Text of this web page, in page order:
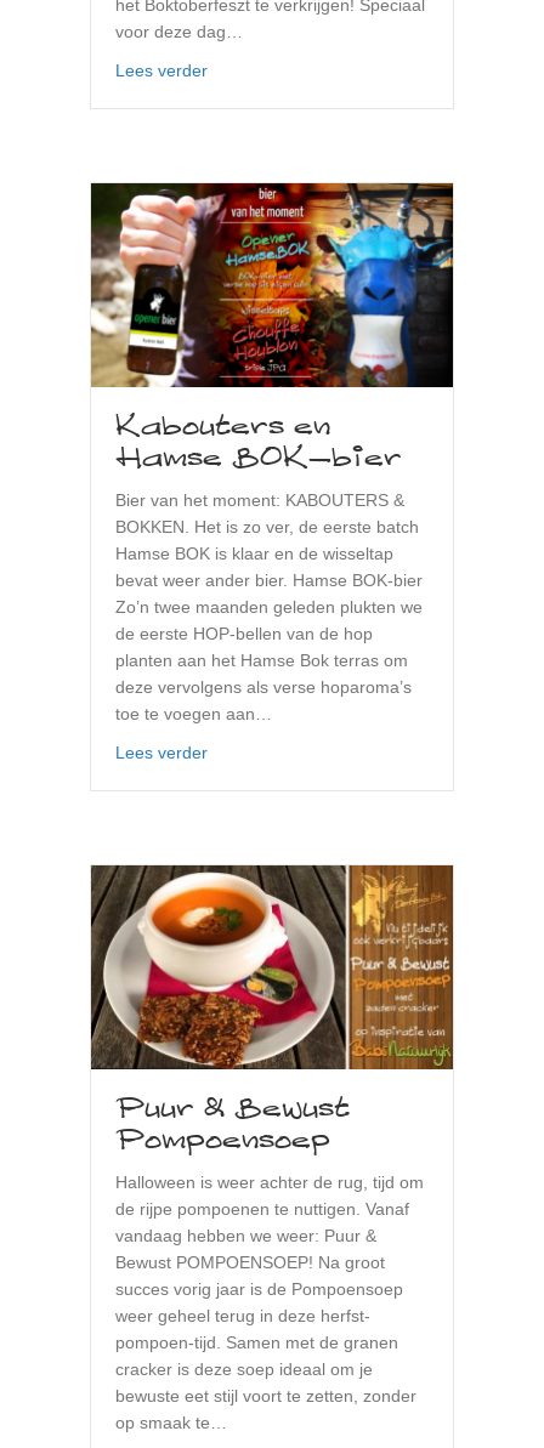
het Boktoberfeszt te verkrijgen! Speciaal
voor deze dag…
Lees verderabout Oktoberfest Bier op Boktoberfeszt
Kabouters en
Hamse BOK-bier
Bier van het moment: KABOUTERS &
BOKKEN. Het is zo ver, de eerste batch
Hamse BOK is klaar en de wisseltap
bevat weer ander bier. Hamse BOK-bier
Zo’n twee maanden geleden plukten we
de eerste HOP-bellen van de hop
planten aan het Hamse Bok terras om
deze vervolgens als verse hoparoma’s
toe te voegen aan…
Lees verderabout Kabouters en Hamse BOK-bier
Puur & Bewust
Pompoensoep
Halloween is weer achter de rug, tijd om
de rijpe pompoenen te nuttigen. Vanaf
vandaag hebben we weer: Puur &
Bewust POMPOENSOEP! Na groot
succes vorig jaar is de Pompoensoep
weer geheel terug in deze herfst-
pompoen-tijd. Samen met de granen
cracker is deze soep ideaal om je
bewuste eet stijl voort te zetten, zonder
op smaak te…